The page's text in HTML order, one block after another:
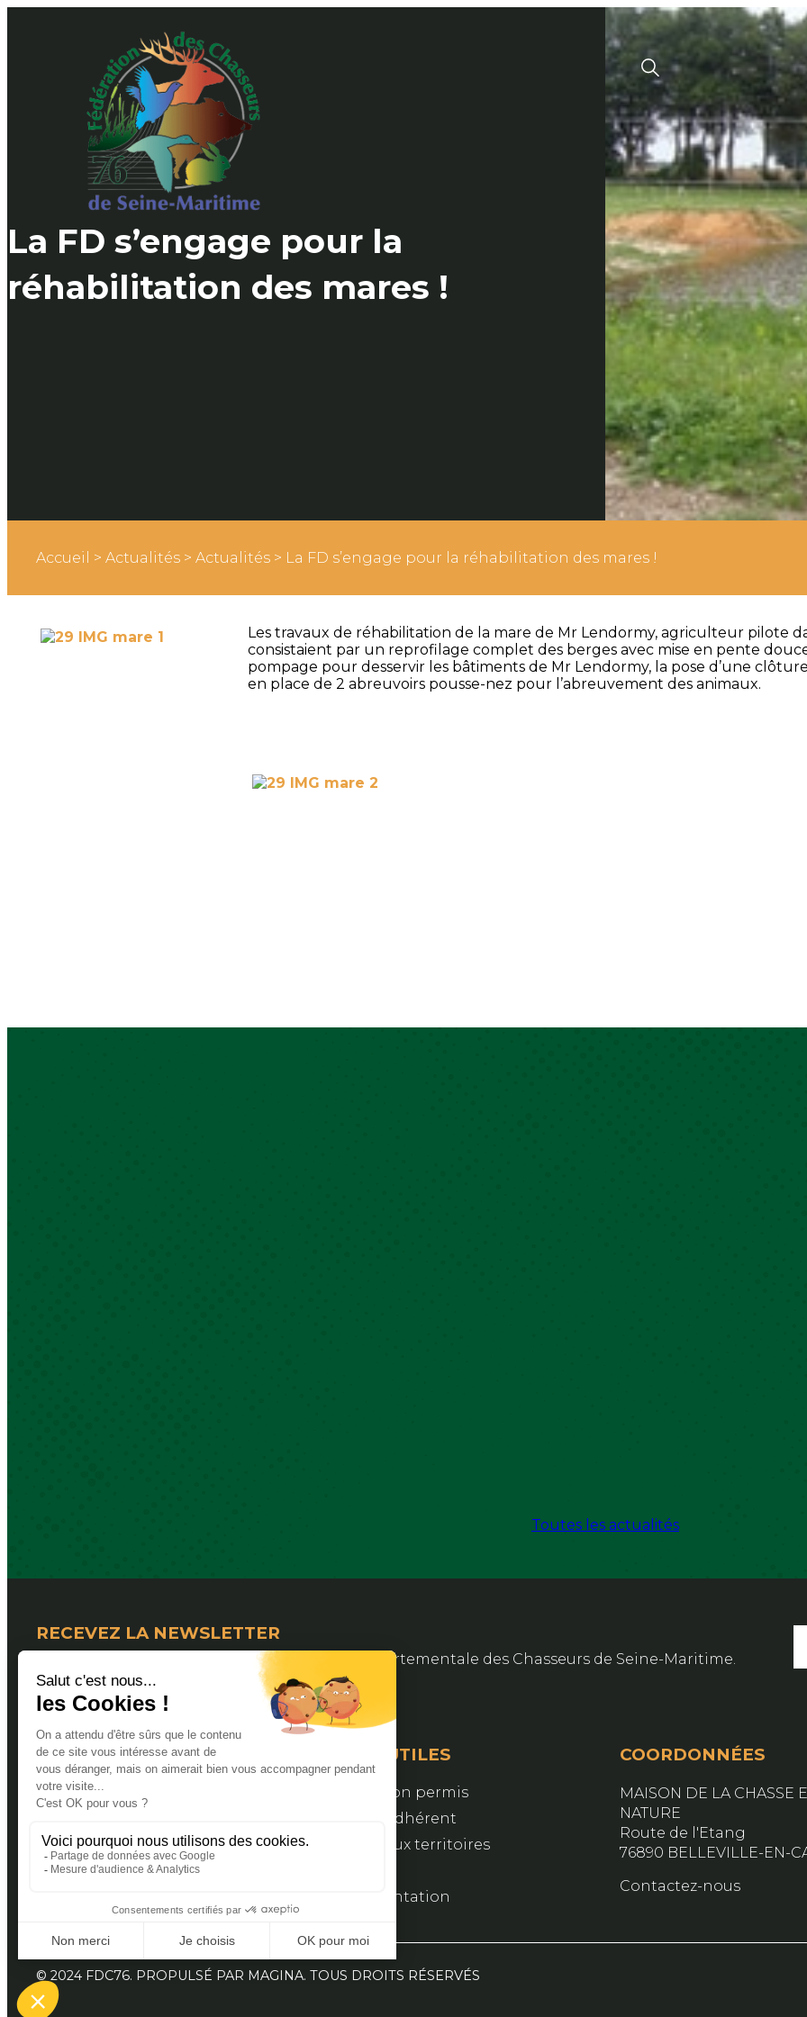
Menu
La FD s’engage pour la
réhabilitation des mares !
Accueil > Actualités > Actualités > La FD s’engage pour la réhabilitation des mares !
Les travaux de réhabilitation de la mare de Mr Lendormy, agriculteur pilote
consistaient par un reprofilage complet des berges avec mise en pente
pompage pour desservir les bâtiments de Mr Lendormy, la pose d’une
en place de 2 abreuvoirs pousse-nez pour l’abreuvement des animaux.
Toutes les actualités
RECEVEZ LA NEWSLETTER
Pour suivre les actualités de la Fédération Départementale des Chasseurs de Seine-Maritime.
LIENS UTILES
Valider son permis
Espace adhérent
Bourse aux territoires
Documentation
COORDONNÉES
MAISON DE LA CHASSE
NATURE
Route de l'Etang
76890 BELLEVILLE-EN-
Contactez-nous
© 2024 FDC76. PROPULSÉ PAR MAGINA. TOUS DROITS RÉSERVÉS